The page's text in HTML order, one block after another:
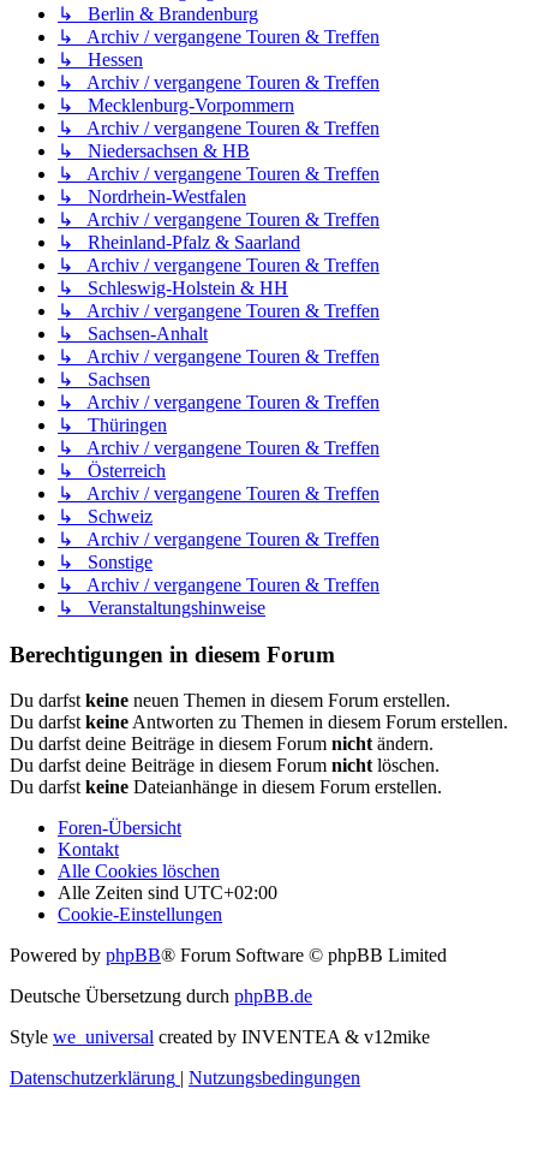
↳ Berlin & Brandenburg
↳ Archiv / vergangene Touren & Treffen
↳ Hessen
↳ Archiv / vergangene Touren & Treffen
↳ Mecklenburg-Vorpommern
↳ Archiv / vergangene Touren & Treffen
↳ Niedersachsen & HB
↳ Archiv / vergangene Touren & Treffen
↳ Nordrhein-Westfalen
↳ Archiv / vergangene Touren & Treffen
↳ Rheinland-Pfalz & Saarland
↳ Archiv / vergangene Touren & Treffen
↳ Schleswig-Holstein & HH
↳ Archiv / vergangene Touren & Treffen
↳ Sachsen-Anhalt
↳ Archiv / vergangene Touren & Treffen
↳ Sachsen
↳ Archiv / vergangene Touren & Treffen
↳ Thüringen
↳ Archiv / vergangene Touren & Treffen
↳ Österreich
↳ Archiv / vergangene Touren & Treffen
↳ Schweiz
↳ Archiv / vergangene Touren & Treffen
↳ Sonstige
↳ Archiv / vergangene Touren & Treffen
↳ Veranstaltungshinweise
Berechtigungen in diesem Forum
Du darfst keine neuen Themen in diesem Forum erstellen.
Du darfst keine Antworten zu Themen in diesem Forum erstellen.
Du darfst deine Beiträge in diesem Forum nicht ändern.
Du darfst deine Beiträge in diesem Forum nicht löschen.
Du darfst keine Dateianhänge in diesem Forum erstellen.
Foren-Übersicht
Kontakt
Alle Cookies löschen
Alle Zeiten sind UTC+02:00
Cookie-Einstellungen
Powered by phpBB® Forum Software © phpBB Limited
Deutsche Übersetzung durch phpBB.de
Style we_universal created by INVENTEA & v12mike
Datenschutzerklärung | Nutzungsbedingungen